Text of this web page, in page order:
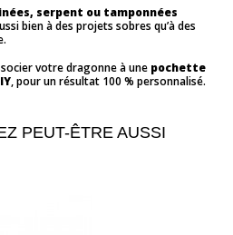
serpent ou tamponnées
bien à des projets sobres qu’à des
votre dragonne à une pochette
, pour un résultat 100 % personnalisé.
PEUT-ÊTRE AUSSI